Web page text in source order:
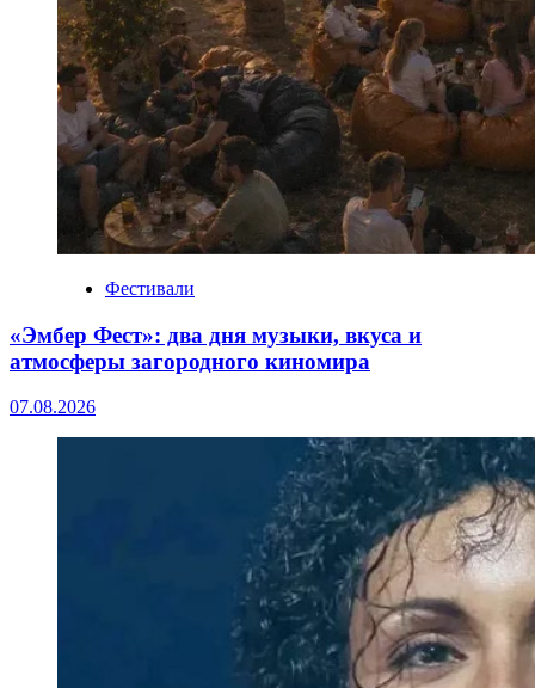
Фестивали
«Эмбер Фест»: два дня музыки, вкуса и
атмосферы загородного киномира
07.08.2026